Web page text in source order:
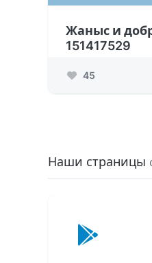
Жаныс и
151417529
45
Наши страницы